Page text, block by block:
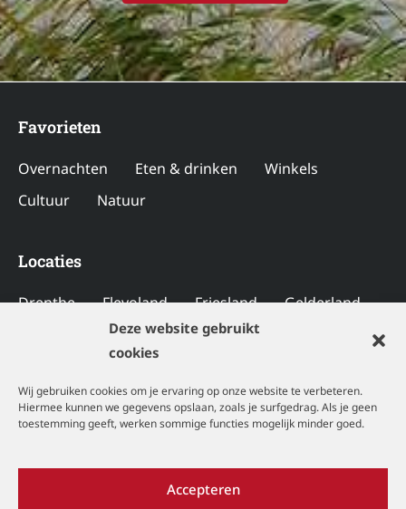
Deze website gebruikt
cookies
Wij gebruiken cookies om je ervaring op onze website te verbeteren.
Hiermee kunnen we gegevens opslaan, zoals je surfgedrag. Als je geen
toestemming geeft, werken sommige functies mogelijk minder goed.
Accepteren
Favorieten
Overnachten Eten & drinken
Winkels
Cultuur
Natuur
Locaties
Drenthe Flevoland Friesland
Gelderland
Limburg
Noord-Brabant
Zeeland
Zuid-Holland
Privacyverklaring|Cookiebeleid